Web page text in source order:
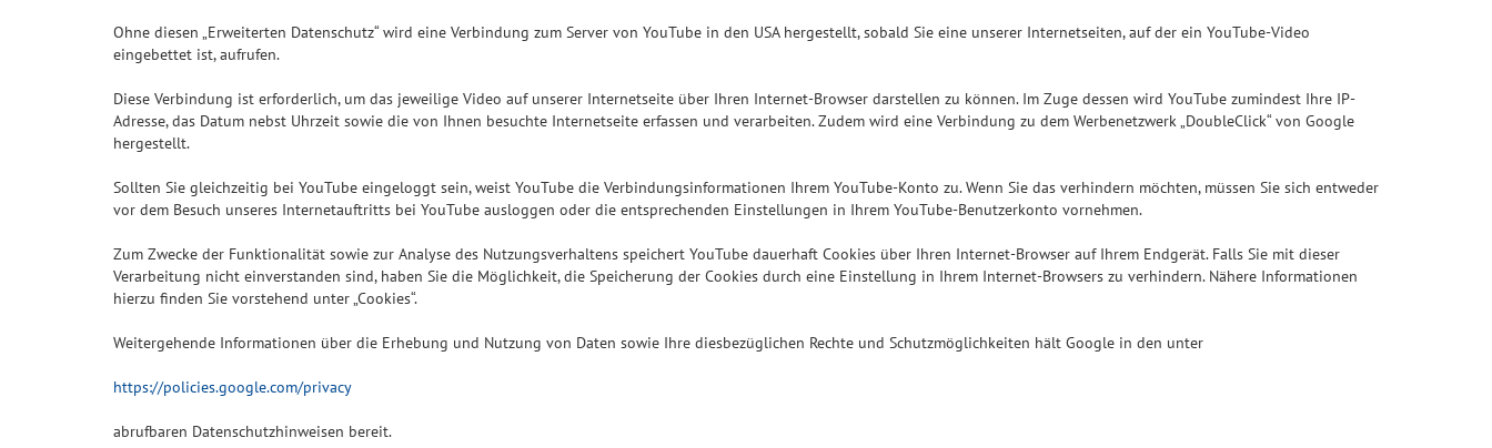
Ohne diesen „Erweiterten Datenschutz“ wird eine Verbindung zum Server von YouTube in den USA hergestellt, sobald Sie eine unserer Internetseiten, auf der ein YouTube-Video
eingebettet ist, aufrufen.
Diese Verbindung ist erforderlich, um das jeweilige Video auf unserer Internetseite über Ihren Internet-Browser darstellen zu können. Im Zuge dessen wird YouTube zumindest Ihre IP-
Adresse, das Datum nebst Uhrzeit sowie die von Ihnen besuchte Internetseite erfassen und verarbeiten. Zudem wird eine Verbindung zu dem Werbenetzwerk „DoubleClick“ von Google
hergestellt.
Sollten Sie gleichzeitig bei YouTube eingeloggt sein, weist YouTube die Verbindungsinformationen Ihrem YouTube-Konto zu. Wenn Sie das verhindern möchten, müssen Sie sich entweder
vor dem Besuch unseres Internetauftritts bei YouTube ausloggen oder die entsprechenden Einstellungen in Ihrem YouTube-Benutzerkonto vornehmen.
Zum Zwecke der Funktionalität sowie zur Analyse des Nutzungsverhaltens speichert YouTube dauerhaft Cookies über Ihren Internet-Browser auf Ihrem Endgerät. Falls Sie mit dieser
Verarbeitung nicht einverstanden sind, haben Sie die Möglichkeit, die Speicherung der Cookies durch eine Einstellung in Ihrem Internet-Browsers zu verhindern. Nähere Informationen
hierzu finden Sie vorstehend unter „Cookies“.
Weitergehende Informationen über die Erhebung und Nutzung von Daten sowie Ihre diesbezüglichen Rechte und Schutzmöglichkeiten hält Google in den unter
https://policies.google.com/privacy
abrufbaren Datenschutzhinweisen bereit.